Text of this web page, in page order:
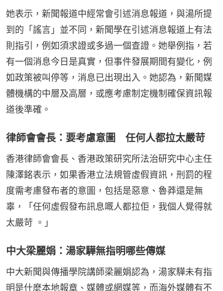
她表示，新聞報道中經常會引述消息報道，與湯所提
到的「謠言」並不同，新聞學在引述消息報道上有法
則指引，例如須求證或多過一個查證。她舉例指，若
有一個消息今日是真實，但事件發展期間有變化，例
如政策被叫停等，消息已出現出入。她認為，新聞媒
體機構的中層及高層，或應考慮制定機制確保資訊報
道後準確。
律師會會長：要考慮意圖 任何人都拉太嚴苛
香港律師會會長、香港政策研究所法治研究中心主任
陳澤銘表示，如果香港立法規管虛假資訊，刑罰的程
度需考慮發布者的意圖，包括是惡意、魯莽還是無
辜，「任何虛假發布訊息嘅人都拉佢，我個人覺得就
太嚴苛 。」
中大梁麗娟：湯家驊無指明哪些傳媒
中大新聞與傳播學院講師梁麗娟認為，湯家驊未有指
明是什麼本地報章、媒體或網媒等，而海外媒體有不